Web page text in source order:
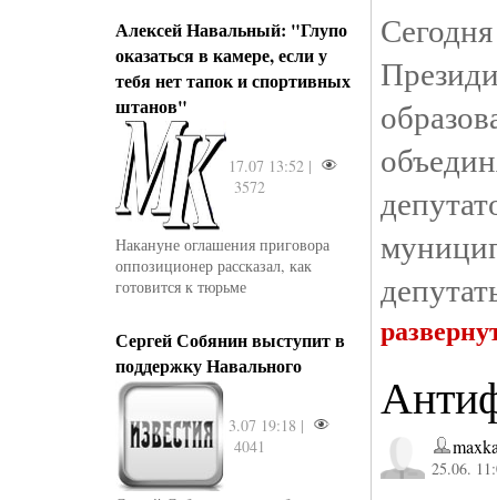
Алексей Навальный: "Глупо
оказаться в камере, если у
тебя нет тапок и спортивных
штанов"
17.07 13:52 |
3572
Накануне оглашения приговора
оппозиционер рассказал, как
готовится к тюрьме
Сергей Собянин выступит в
поддержку Навального
3.07 19:18 |
4041
25.06.